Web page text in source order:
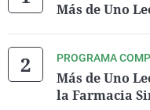
Más de Uno
PROGRAMA
Más de Uno
la Farmacia